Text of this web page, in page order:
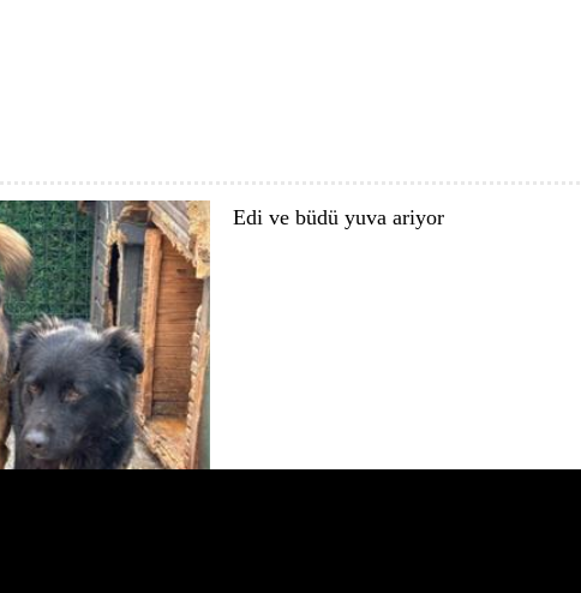
Edi ve büdü yuva ariyor